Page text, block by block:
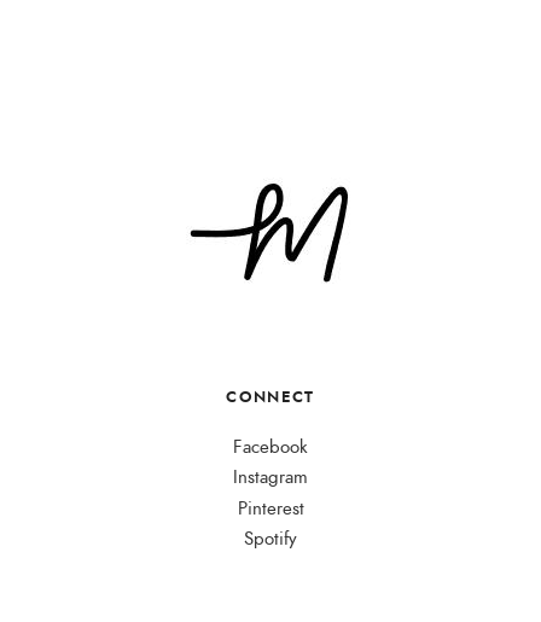
CONNECT
Facebook
Instagram
Pinterest
Spotify